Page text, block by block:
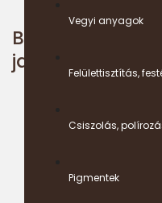
Vegyi anyagok
Felülettisztítás,
Csiszolás,
Pigmentek
Bao retusáló
javítására